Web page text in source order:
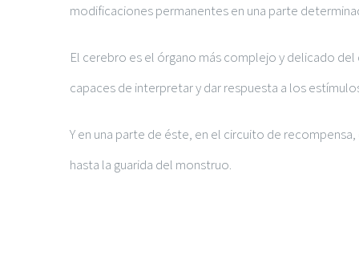
modificaciones permanentes en una parte
El cerebro es el órgano más complejo y delicado
capaces de interpretar y dar respuesta a los
Y en una parte de éste, en el circuito de
hasta la guarida del monstruo.